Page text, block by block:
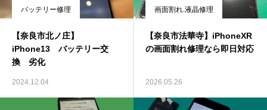
バッテリー修理
【奈良市北ノ庄】
iPhone13 バッテリー交
換 劣化
2024.12.04
画面割れ.液晶修理
【奈良市法華寺】iPhoneXR
の画面割れ修理なら即日対応
2026.05.26